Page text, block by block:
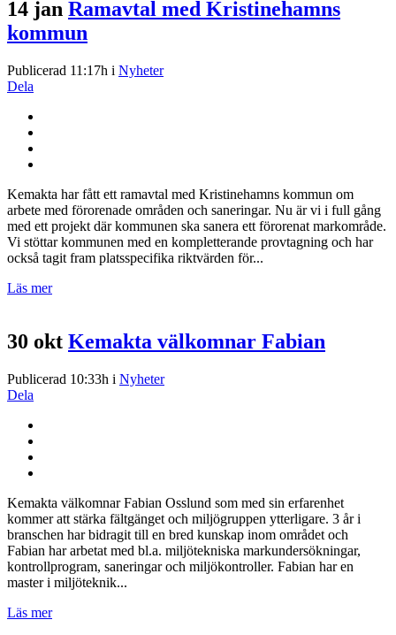
14 jan Ramavtal med Kristinehamns
kommun
Publicerad 11:17h i Nyheter
Dela
Kemakta har fått ett ramavtal med Kristinehamns kommun om
arbete med förorenade områden och saneringar. Nu är vi i full gång
med ett projekt där kommunen ska sanera ett förorenat markområde.
Vi stöttar kommunen med en kompletterande provtagning och har
också tagit fram platsspecifika riktvärden för...
Läs mer
30 okt Kemakta välkomnar Fabian
Publicerad 10:33h i Nyheter
Dela
Kemakta välkomnar Fabian Osslund som med sin erfarenhet
kommer att stärka fältgänget och miljögruppen ytterligare. 3 år i
branschen har bidragit till en bred kunskap inom området och
Fabian har arbetat med bl.a. miljötekniska markundersökningar,
kontrollprogram, saneringar och miljökontroller. Fabian har en
master i miljöteknik...
Läs mer